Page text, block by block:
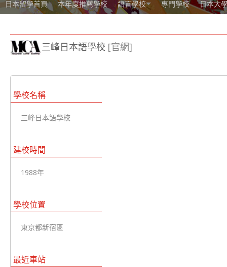
日本留學首頁 本年度推薦學校 語言學校 專門學校 日本大
三峰日本語學校 [官網]
學校名稱
三峰日本語學校
建校時間
1988年
學校位置
東京都新宿區
最近車站